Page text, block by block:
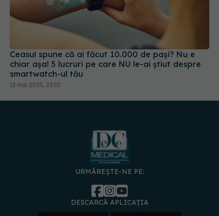
Ceasul spune că ai făcut 10.000 de pași? Nu e
chiar așa! 5 lucruri pe care NU le-ai știut despre
12 mai 2025, 23:10
URMĂREȘTE-NE PE:
DESCARCĂ APLICAȚIA